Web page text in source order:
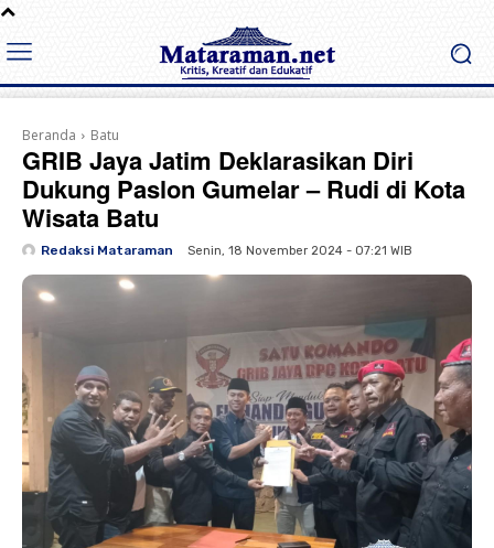
Beranda Batu
GRIB Jaya Jatim Deklarasikan Diri
Dukung Paslon Gumelar – Rudi di Kota
Wisata Batu
Redaksi Mataraman Senin, 18 November 2024 - 07:21 WIB